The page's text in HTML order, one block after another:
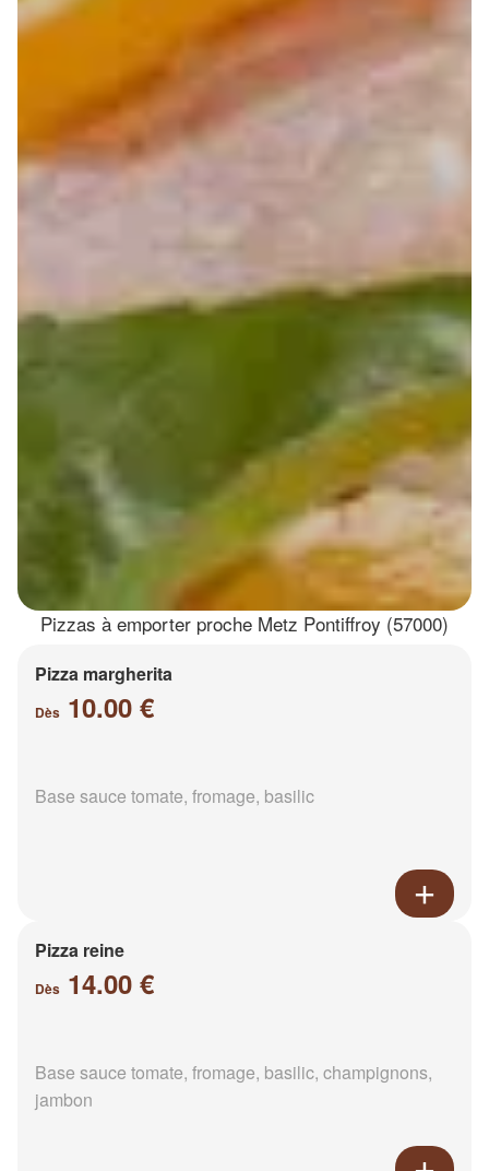
Pizzas à emporter proche Metz Pontiffroy (57000)
Pizza margherita
Dès 10.00 €
Base sauce tomate, fromage, basilic
Pizza reine
Dès 14.00 €
Base sauce tomate, fromage, basilic, champignons,
jambon